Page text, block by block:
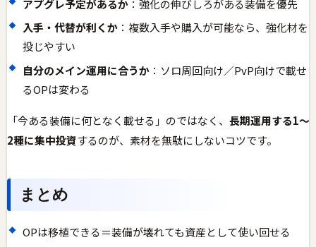
アプグレ予定があるか：強化の伸びしろがある装備を優先
入手・代替が利くか：複数入手や購入が可能なら、強化材を
投じやすい
自分のメイン運用に合うか：ソロ周回向け／PvP向けで載せ
るOPは変わる
「今ある装備に何となく載せる」のではなく、 長期運用する1〜
2種に集中投資するのが、素材を無駄にしないコツです。
まとめ
OPは移植できる＝装備が壊れても資産として使い回せる